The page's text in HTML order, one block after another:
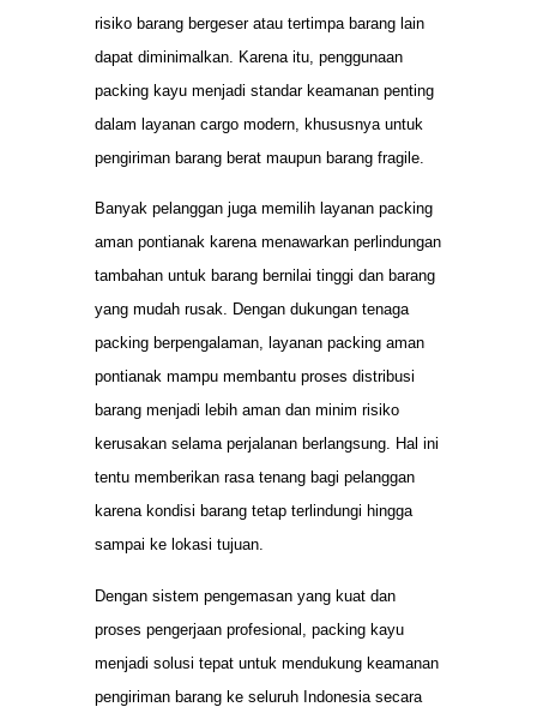
risiko barang bergeser atau tertimpa barang lain
dapat diminimalkan. Karena itu, penggunaan
packing kayu menjadi standar keamanan penting
dalam layanan cargo modern, khususnya untuk
pengiriman barang berat maupun barang fragile.
Banyak pelanggan juga memilih layanan packing
aman pontianak karena menawarkan perlindungan
tambahan untuk barang bernilai tinggi dan barang
yang mudah rusak. Dengan dukungan tenaga
packing berpengalaman, layanan packing aman
pontianak mampu membantu proses distribusi
barang menjadi lebih aman dan minim risiko
kerusakan selama perjalanan berlangsung. Hal ini
tentu memberikan rasa tenang bagi pelanggan
karena kondisi barang tetap terlindungi hingga
sampai ke lokasi tujuan.
Dengan sistem pengemasan yang kuat dan
proses pengerjaan profesional, packing kayu
menjadi solusi tepat untuk mendukung keamanan
pengiriman barang ke seluruh Indonesia secara